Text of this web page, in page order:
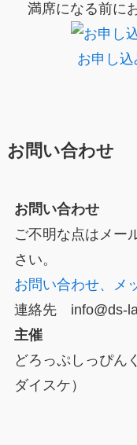
満席になる前に
お申し
お問い合わせ
お問い合わせ
ご不明な点はメー
さい。
お問い合わせ、メ
連絡先 info@ds-
主催
どろっぷしっぴん
ダイスケ）